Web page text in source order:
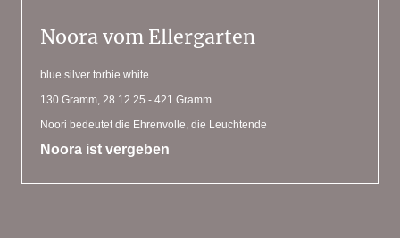
Noora vom Ellergarten
blue silver torbie white
130 Gramm, 28.12.25 - 421 Gramm
Noori bedeutet die Ehrenvolle, die Leuchtende
Noora ist vergeben